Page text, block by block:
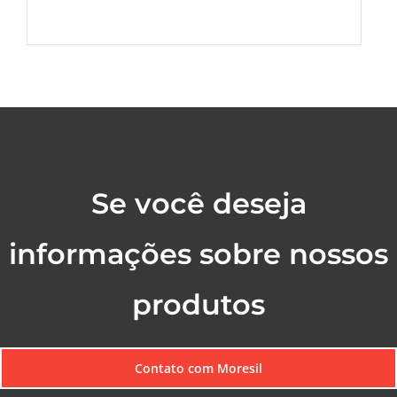
Se você deseja
informações sobre nossos
produtos
Contato com Moresil